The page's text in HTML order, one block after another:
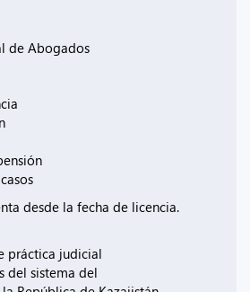
de Abogados
desde la fecha de licencia.
práctica judicial
del sistema del